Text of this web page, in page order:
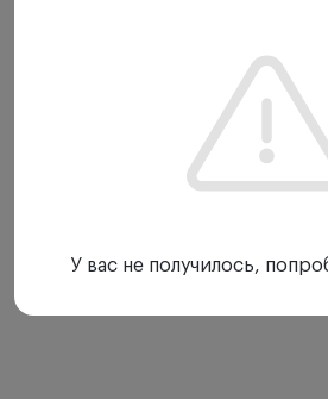
У вас не получилось,